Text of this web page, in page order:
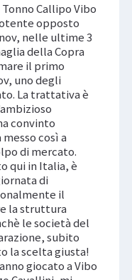
Callipo Vibo
opposto
nelle ultime 3
della Copra
il primo
uno degli
La trattativa è
convinto
così a
di mercato.
qui in Italia, è
di
il
la struttura
le società del
subito
la scelta giusta!
giocato a Vibo